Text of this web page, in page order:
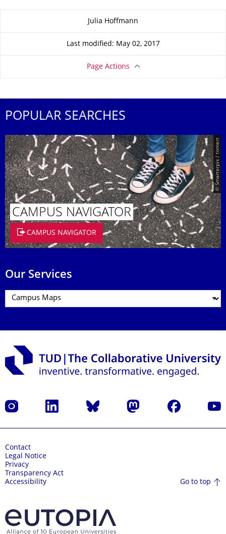
Julia Hoffmann
Last modified: May 02, 2017
Page Actions
POPULAR SEARCHES
© Smarterpix / tomert
CAMPUS NAVIGATOR
CAMPUS NAVIGATOR
Our Services
Instagram LinkedIn Bluesky Mastodon Facebook
Contact
Legal Notice
Privacy
Transparency Act
Accessibility
Go to top